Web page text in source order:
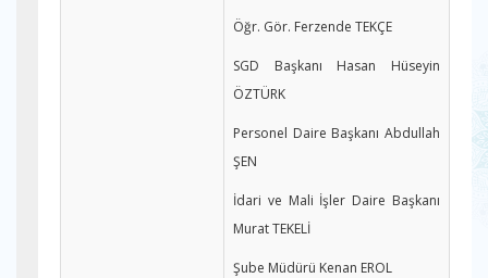
Öğr. Gör. Ferzende TEKÇE
SGD Başkanı Hasan Hüseyin
ÖZTÜRK
Personel Daire Başkanı Abdullah
ŞEN
İdari ve Mali İşler Daire Başkanı
Murat TEKELİ
Şube Müdürü Kenan EROL